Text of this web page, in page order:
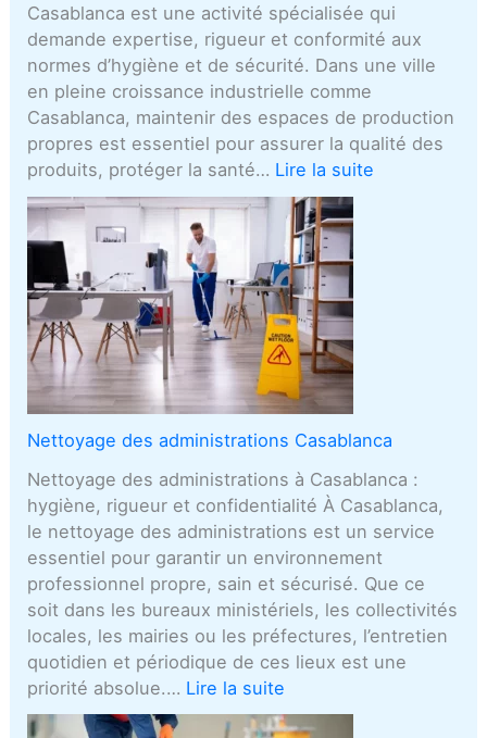
Casablanca est une activité spécialisée qui
demande expertise, rigueur et conformité aux
normes d’hygiène et de sécurité. Dans une ville
en pleine croissance industrielle comme
Casablanca, maintenir des espaces de production
propres est essentiel pour assurer la qualité des
produits, protéger la santé… Lire la suite
Nettoyage des administrations Casablanca
Nettoyage des administrations à Casablanca :
hygiène, rigueur et confidentialité À Casablanca,
le nettoyage des administrations est un service
essentiel pour garantir un environnement
professionnel propre, sain et sécurisé. Que ce
soit dans les bureaux ministériels, les collectivités
locales, les mairies ou les préfectures, l’entretien
quotidien et périodique de ces lieux est une
priorité absolue.… Lire la suite